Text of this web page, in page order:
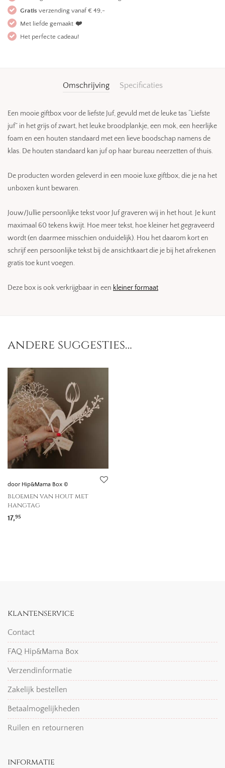
Gratis verzending vanaf € 49,-
Met liefde gemaakt ❤️
Het perfecte cadeau!
Omschrijving Specificaties
Een mooie giftbox voor de liefste Juf, gevuld met de leuke tas “Liefste
juf” in het grijs of zwart, het leuke broodplankje, een mok, een heerlijke
foam en een houten standaard met een lieve boodschap namens de
klas. De houten standaard kan juf op haar bureau neerzetten of thuis.
De producten worden geleverd in een mooie luxe giftbox, die je na het
unboxen kunt bewaren.
Jouw/Jullie persoonlijke tekst voor Juf graveren wij in het hout. Je kunt
maximaal 60 tekens kwijt. Hoe meer tekst, hoe kleiner het gegraveerd
wordt (en daarmee misschien onduidelijk). Hou het daarom kort en
schrijf een persoonlijke tekst bij de ansichtkaart die je bij het afrekenen
gratis toe kunt voegen.
Deze box is ook verkrijgbaar in een kleiner formaat
andere suggesties…
door Hip&Mama Box ©
bloemen van hout met
hangtag
17,95
klantenservice
Contact
FAQ Hip&Mama Box
Verzendinformatie
Zakelijk bestellen
Betaalmogelijkheden
Ruilen en retourneren
informatie